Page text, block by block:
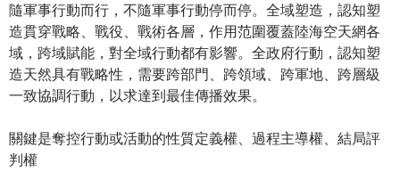
隨軍事行動而行，不隨軍事行動停而停。全域塑造，認知塑
造貫穿戰略、戰役、戰術各層，作用范圍覆蓋陸海空天網各
域，跨域賦能，對全域行動都有影響。全政府行動，認知塑
造天然具有戰略性，需要跨部門、跨領域、跨軍地、跨層級
一致協調行動，以求達到最佳傳播效果。
關鍵是奪控行動或活動的性質定義權、過程主導權、結局評
判權